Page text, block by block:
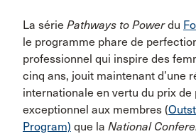
La série Pathways to Powerdu
le programme phare de
professionnel qui inspire des
cinq ans, jouit maintenant d’une
internationale en vertu du prix de
exceptionnel aux membres (
Program) que la National